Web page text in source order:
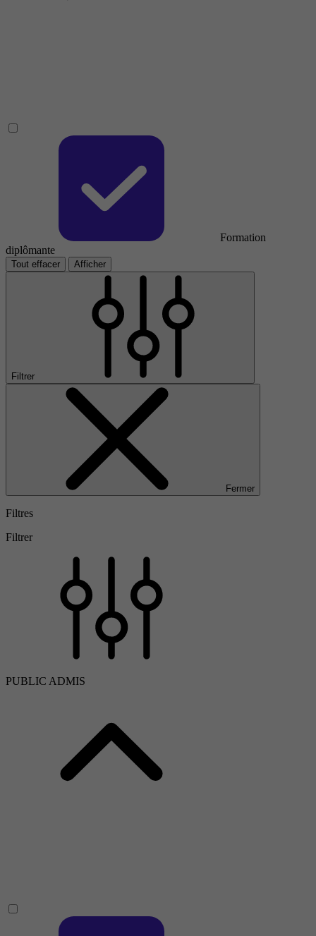
Formation
diplômante
Tout effacer Afficher
Filtrer
Fermer
Filtres
Filtrer
PUBLIC ADMIS